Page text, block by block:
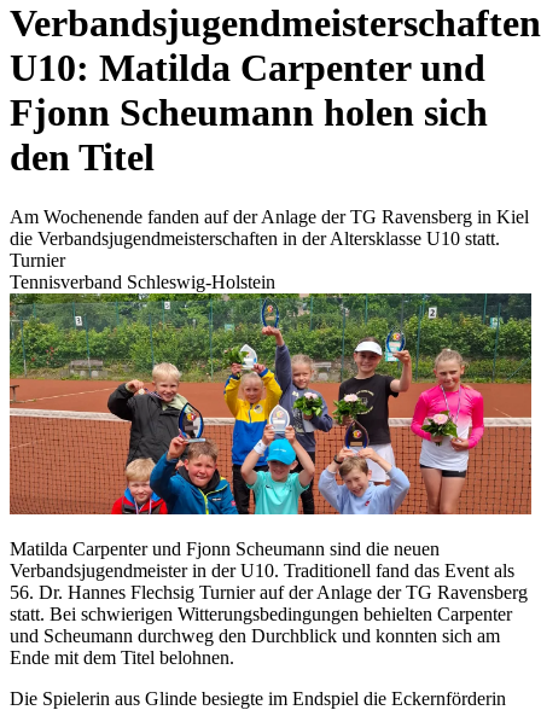
Verbandsjugendmeisterschaften
U10: Matilda Carpenter und
Fjonn Scheumann holen sich
den Titel
Am Wochenende fanden auf der Anlage der TG Ravensberg in Kiel
die Verbandsjugendmeisterschaften in der Altersklasse U10 statt.
Turnier
Tennisverband Schleswig-Holstein
Matilda Carpenter und Fjonn Scheumann sind die neuen
Verbandsjugendmeister in der U10. Traditionell fand das Event als
56. Dr. Hannes Flechsig Turnier auf der Anlage der TG Ravensberg
statt. Bei schwierigen Witterungsbedingungen behielten Carpenter
und Scheumann durchweg den Durchblick und konnten sich am
Ende mit dem Titel belohnen.
Die Spielerin aus Glinde besiegte im Endspiel die Eckernförderin